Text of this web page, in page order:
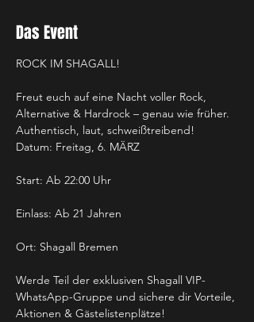
Das Event
ROCK IM SHAGALL!
Freut euch auf eine Nacht voller Rock,
Alternative & Hardrock – genau wie früher.
Authentisch, laut, schweißtreibend!
Datum: Freitag, 6. MÄRZ
Start: Ab 22:00 Uhr
Einlass: Ab 21 Jahren
Ort: Shagall Bremen
Werde Teil der exklusiven Shagall VIP-
WhatsApp-Gruppe und sichere dir Vorteile,
Aktionen & Gästelistenplätze!